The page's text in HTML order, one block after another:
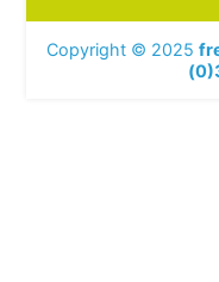
Copyright © 2025